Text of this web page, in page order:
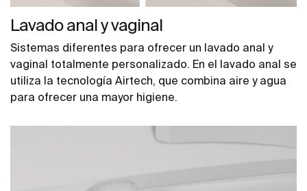
Lavado anal y vaginal
Sistemas diferentes para ofrecer un lavado anal y
vaginal totalmente personalizado. En el lavado anal se
utiliza la tecnología Airtech, que combina aire y agua
para ofrecer una mayor higiene.